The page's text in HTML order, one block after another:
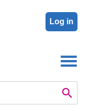
Log in
